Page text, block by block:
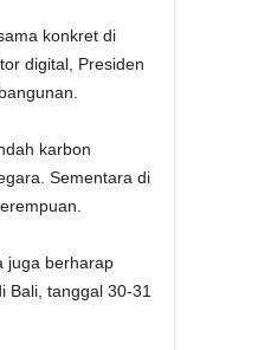
konkret di
digital, Presiden
karbon
Sementara di
juga berharap
Bali, tanggal 30-31